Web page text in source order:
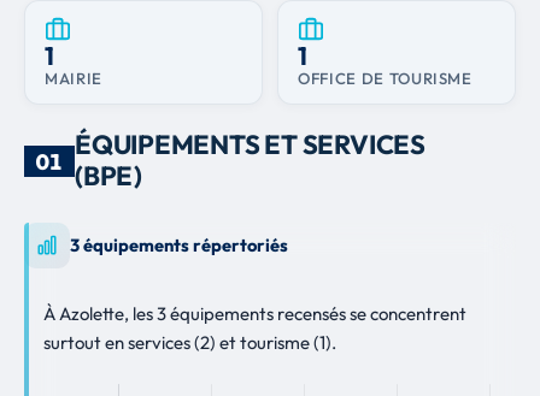
1
MAIRIE
1
OFFICE DE TOURISME
01
ÉQUIPEMENTS ET SERVICES
(BPE)
3 équipements répertoriés
À Azolette, les 3 équipements recensés se concentrent
surtout en services (2) et tourisme (1).